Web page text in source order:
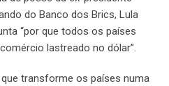
do Banco dos Brics, Lula
“por que todos os países
lastreado no dólar”.
transforme os países numa